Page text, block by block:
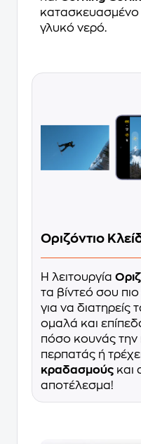
κατασκευασμένο
γλυκό νερό.
Οριζόντιο
H λειτουργία
τα βίντεό σου
για να διατηρείς
ομαλά και
πόσο κουνάς
περπατάς ή
κραδασμούς και
αποτέλεσμα!